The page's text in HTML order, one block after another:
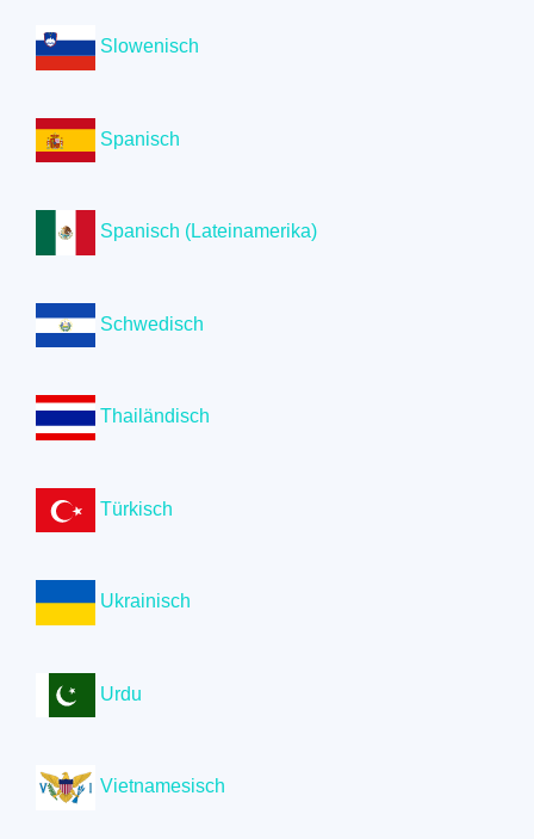
Slowenisch
Spanisch
Spanisch (Lateinamerika)
Schwedisch
Thailändisch
Türkisch
Ukrainisch
Urdu
Vietnamesisch